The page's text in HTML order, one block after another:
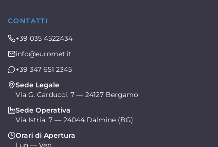
CONTATTI
+39 035 4522434
info@euromet.it
+39 347 651 2345
Sede Legale
Via G. Carducci, 7 — 24127 Bergamo
Sede Operativa
Via Istria, 7 — 24044 Dalmine (BG)
Orari di Apertura
Lun — Ven